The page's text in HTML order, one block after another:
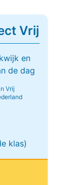
Vrij
en
de dag
Vrij
klas)